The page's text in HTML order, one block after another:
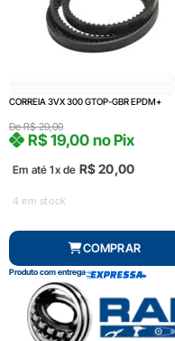
CORREIA 3VX 300 GTOP-GBR EPDM+
DeR$20,00
Em até 1x de R$20,00
R$19,00 no Pix
4 em stock
COMPRAR
Produto com entrega